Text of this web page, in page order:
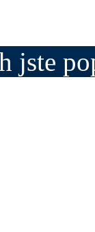
jste